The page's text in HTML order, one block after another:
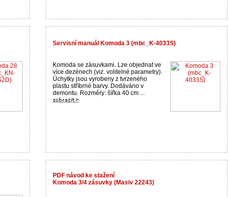
Servisní manuál Komoda 3 (mbc_K-4033S)
Komoda se zásuvkami. Lze objednat ve
více dezénech (viz. volitelné parametry).
Úchytky jsou vyrobeny z tvrzeného
plastu stříbrné barvy. Dodáváno v
demontu. Rozměry: šířka 40 cm ...
PDF návod ke stažení
Komoda 3/4 zásuvky (Masiv 22243)